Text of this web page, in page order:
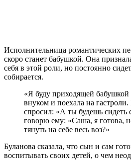
Исполнительница романтических
скоро станет бабушкой. Она
себя в этой роли, но постоянно
собирается.
«Я буду приходящей
внуком и поехала на
спросил: «А ты будешь сидеть
говорю ему: «Саша, я готова,
тянуть на себе весь воз?»
Буланова сказала, что сын и сам
воспитывать своих детей, о чем